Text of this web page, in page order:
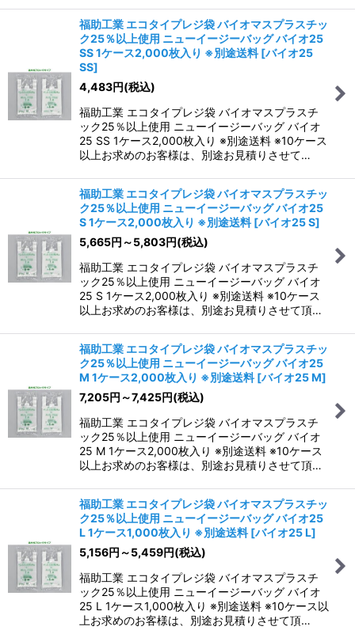
福助工業 エコタイプレジ袋 バイオマスプラスチッ
ク25％以上使用 ニューイージーバッグ バイオ25
SS 1ケース2,000枚入り ※別途送料 [バイオ25
SS]
4,483円(税込)
福助工業 エコタイプレジ袋 バイオマスプラスチ
ック25％以上使用 ニューイージーバッグ バイオ
25 SS 1ケース2,000枚入り ※別途送料 ※10ケース
以上お求めのお客様は、別途お見積りさせて…
福助工業 エコタイプレジ袋 バイオマスプラスチッ
ク25％以上使用 ニューイージーバッグ バイオ25
S 1ケース2,000枚入り ※別途送料 [バイオ25 S]
5,665円 ～5,803円(税込)
福助工業 エコタイプレジ袋 バイオマスプラスチ
ック25％以上使用 ニューイージーバッグ バイオ
25 S 1ケース2,000枚入り ※別途送料 ※10ケース
以上お求めのお客様は、別途お見積りさせて頂…
福助工業 エコタイプレジ袋 バイオマスプラスチッ
ク25％以上使用 ニューイージーバッグ バイオ25
M 1ケース2,000枚入り ※別途送料 [バイオ25 M]
7,205円 ～7,425円(税込)
福助工業 エコタイプレジ袋 バイオマスプラスチ
ック25％以上使用 ニューイージーバッグ バイオ
25 M 1ケース2,000枚入り ※別途送料 ※10ケース
以上お求めのお客様は、別途お見積りさせて頂…
福助工業 エコタイプレジ袋 バイオマスプラスチッ
ク25％以上使用 ニューイージーバッグ バイオ25
L 1ケース1,000枚入り ※別途送料 [バイオ25 L]
5,156円 ～5,459円(税込)
福助工業 エコタイプレジ袋 バイオマスプラスチ
ック25％以上使用 ニューイージーバッグ バイオ
25 L 1ケース1,000枚入り ※別途送料 ※10ケース以
上お求めのお客様は、別途お見積りさせて頂…